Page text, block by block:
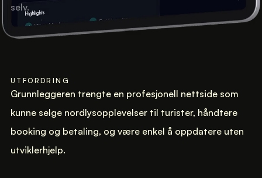
selv.
UTFORDRING
Grunnleggeren trengte en profesjonell nettside som
kunne selge nordlysopplevelser til turister, håndtere
booking og betaling, og være enkel å oppdatere uten
utviklerhjelp.